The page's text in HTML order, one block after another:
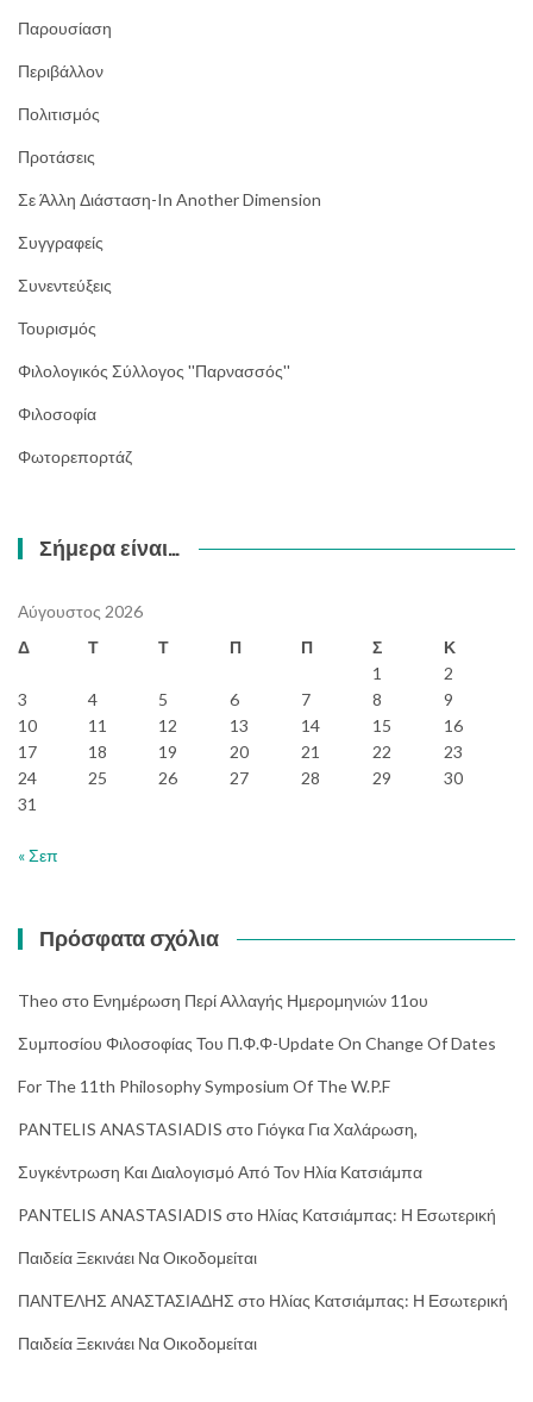
Παρουσίαση
Περιβάλλον
Πολιτισμός
Προτάσεις
Σε Άλλη Διάσταση-In Another Dimension
Συγγραφείς
Συνεντεύξεις
Τουρισμός
Φιλολογικός Σύλλογος ''Παρνασσός''
Φιλοσοφία
Φωτορεπορτάζ
Σήμερα είναι…
Αύγουστος 2026
Δ
Τ Τ Π Π Σ
Κ
1
2
3
4 5 6 7 8
9
10
11 12 13 14 15
16
17
18 19 20 21 22
23
24
25 26 27 28 29
30
31
« Σεπ
Πρόσφατα σχόλια
Theo στο Ενημέρωση Περί Αλλαγής Ημερομηνιών 11ου
Συμποσίου Φιλοσοφίας Του Π.Φ.Φ-Update On Change Of Dates
For The 11th Philosophy Symposium Of The W.P.F
PANTELIS ANASTASIADIS στο Γιόγκα Για Χαλάρωση,
Συγκέντρωση Και Διαλογισμό Από Τον Ηλία Κατσιάμπα
PANTELIS ANASTASIADIS στο Ηλίας Κατσιάμπας: Η Εσωτερική
Παιδεία Ξεκινάει Να Οικοδομείται
ΠΑΝΤΕΛΗΣ ΑΝΑΣΤΑΣΙΑΔΗΣ στο Ηλίας Κατσιάμπας: Η Εσωτερική
Παιδεία Ξεκινάει Να Οικοδομείται